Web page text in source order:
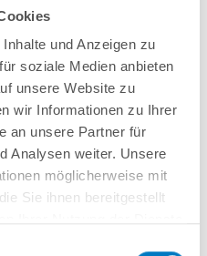
und Anzeigen zu
soziale Medien anbieten
unsere Website zu
wir Informationen zu Ihrer
an unsere Partner für
Analysen weiter. Unsere
möglicherweise mit
Sie ihnen bereitgestellt
UVP)
ab 99,- frachtfrei
passend für POOLSANA
400 mm ab 2015.